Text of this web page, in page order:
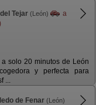
Tejar (León)
a
solo 20 minutos de León
y perfecta para
...
de Fenar (León)